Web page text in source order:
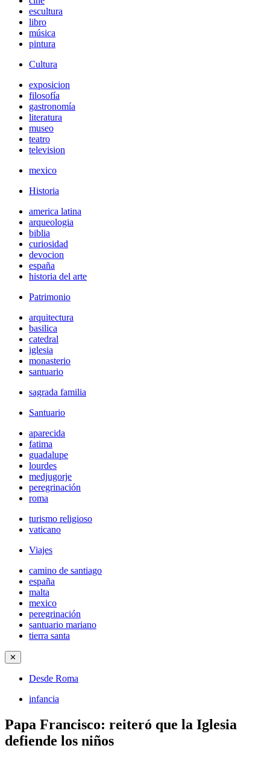
escultura
libro
música
pintura
Cultura
exposicion
filosofía
gastronomía
literatura
museo
teatro
television
mexico
Historia
america latina
arqueologia
biblia
curiosidad
devocion
españa
historia del arte
Patrimonio
arquitectura
basilica
catedral
iglesia
monasterio
santuario
sagrada familia
Santuario
aparecida
fatima
guadalupe
lourdes
medjugorje
peregrinación
roma
turismo religioso
vaticano
Viajes
camino de santiago
españa
malta
mexico
peregrinación
santuario mariano
tierra santa
✕
Desde Roma
infancia
Papa Francisco: reiteró que la Iglesia
defiende los niños